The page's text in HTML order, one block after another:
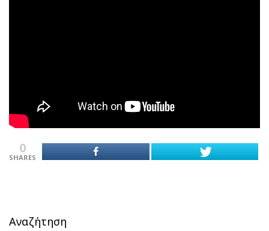
0
SHARES
Αναζήτηση